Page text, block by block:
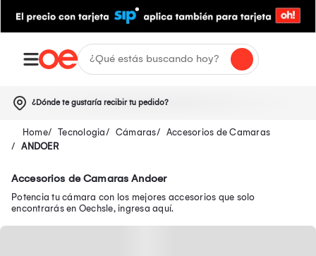
¿Dónde te gustaría recibir tu pedido?
Tecnologia Cámaras
Accesorios de Camaras
ANDOER
Accesorios de Camaras Andoer
Potencia tu cámara con los mejores accesorios que solo
encontrarás en Oechsle, ingresa aquí.